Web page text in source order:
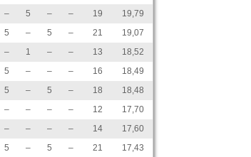
– 5 – – 19
19,79
5 – 5 – 21
19,07
– 1 – – 13
18,52
5 – – – 16
18,49
5 – 5 – 18
18,48
– – – – 12
17,70
– – – – 14
17,60
5 – 5 – 21
17,43